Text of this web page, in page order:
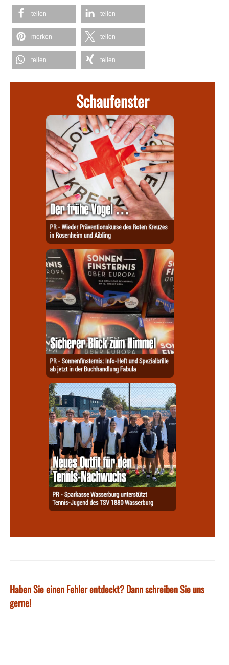
teilen teilen
merken teilen
teilen teilen
Schaufenster
Haben Sie einen Fehler entdeckt? Dann schreiben Sie uns
gerne!